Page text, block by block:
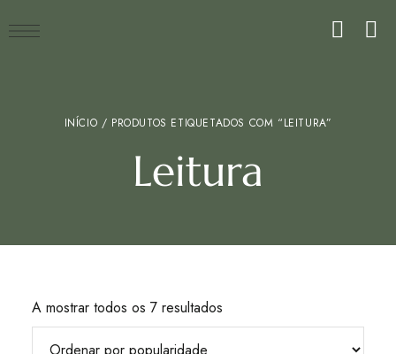
INÍCIO / PRODUTOS ETIQUETADOS COM “LEITURA”
Leitura
A mostrar todos os 7 resultados